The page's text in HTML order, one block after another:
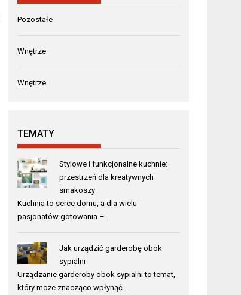
Pozostałe
Wnętrze
Wnętrze
TEMATY
Stylowe i funkcjonalne kuchnie:
przestrzeń dla kreatywnych
smakoszy
Kuchnia to serce domu, a dla wielu
pasjonatów gotowania – …
Jak urządzić garderobę obok
sypialni
Urządzanie garderoby obok sypialni to temat,
który może znacząco wpłynąć …